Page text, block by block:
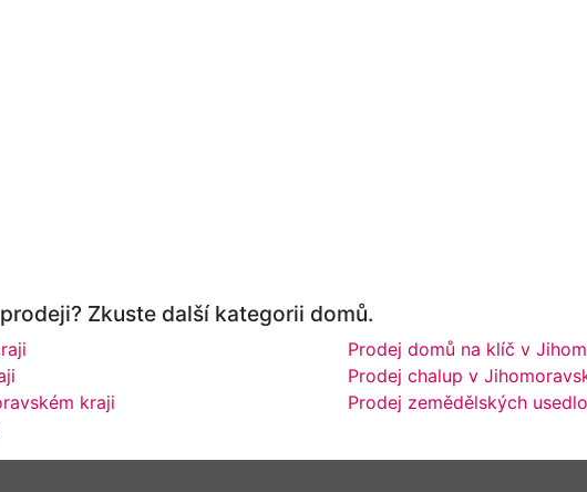
Zkuste další kategorii domů.
kraji
Prodej domů na klíč v
Prodej chalup v
Prodej zemědělských